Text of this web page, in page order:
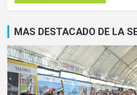
MAS DESTACADO DE LA